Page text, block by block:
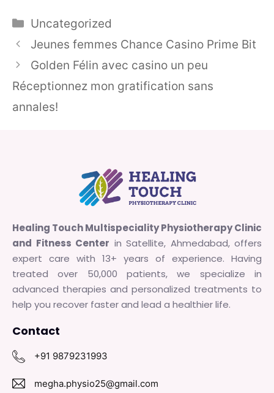
Categories
Uncategorized
Jeunes femmes Chance Casino Prime Bit
Golden Félin avec casino un peu
Réceptionnez mon gratification sans
annales!
Healing Touch Multispeciality Physiotherapy Clinic
and Fitness Center in Satellite, Ahmedabad, offers
expert care with 13+ years of experience. Having
treated over 50,000 patients, we specialize in
advanced therapies and personalized treatments to
help you recover faster and lead a healthier life.
Contact
+91 9879231993
megha.physio25@gmail.com